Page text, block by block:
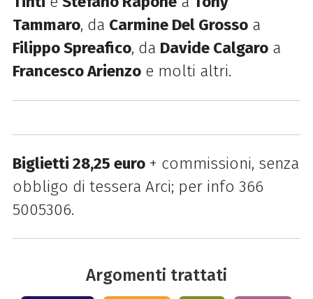
Tammaro, da Carmine Del Grossoa
Filippo Spreafico, da Davide Calgaroa
Francesco Arienzoe molti altri.
Biglietti 28,25 euro + commissioni, senza
obbligo di tessera Arci; per info 366
5005306.
Argomenti trattati